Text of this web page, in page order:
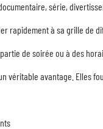
série,
rapidement à sa grille de
de soirée ou à des
véritable avantage. Elles